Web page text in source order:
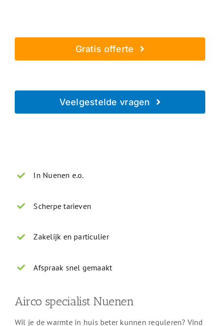
Gratis offerte
Veelgestelde vragen
In Nuenen e.o.
Scherpe tarieven
Zakelijk en particulier
Afspraak snel gemaakt
Airco specialist Nuenen
Wil je de warmte in huis beter kunnen reguleren? Vind